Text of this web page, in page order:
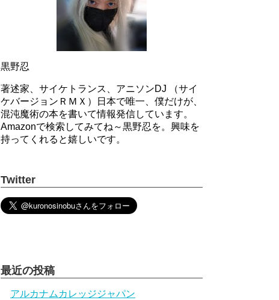
黒野忍
著述家、サイケトランス、アニソンDJ （サイ
ケバージョンＲＭＸ）日本で唯一、僕だけが、
混沌魔術の本を書いて情報発信しています。
Amazonで検索してみてね～黒野忍を。興味を
持ってくれると嬉しいです。
Twitter
最近の投稿
アルカナムカレッジジャパン